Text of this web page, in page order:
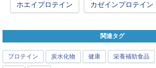
ホエイプロテイン カゼインプロテイン
関連タグ
プロテイン 炭水化物 健康 栄養補助食品